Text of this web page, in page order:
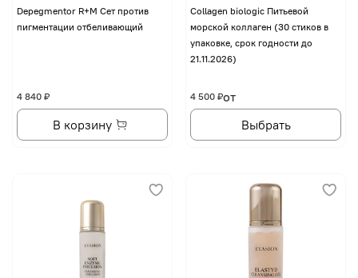
Depegmentor R+M Сет против
пигментации отбеливающий
4 840 ₽
В корзину
Collagen biologic Питьевой
морской коллаген (30 стиков в
упаковке, срок годности до
21.11.2026)
от
4 500 ₽
Выбрать